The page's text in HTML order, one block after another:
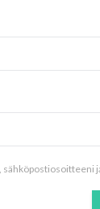
sähköpostiosoitteeni